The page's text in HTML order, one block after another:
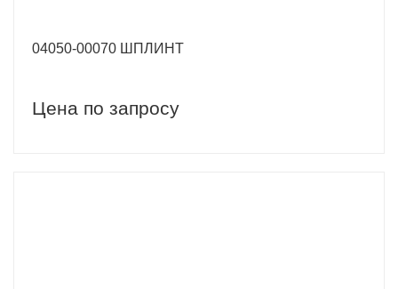
04050-00070 ШПЛИНТ
Цена по запросу